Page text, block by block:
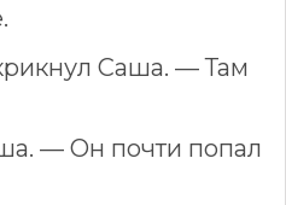
Саша. — Там
— Он почти попал